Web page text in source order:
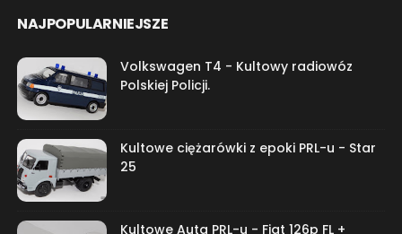
NAJPOPULARNIEJSZE
Volkswagen T4 - Kultowy radiowóz
Polskiej Policji.
Kultowe ciężarówki z epoki PRL-u - Star
25
Kultowe Auta PRL-u - Fiat 126p FL +